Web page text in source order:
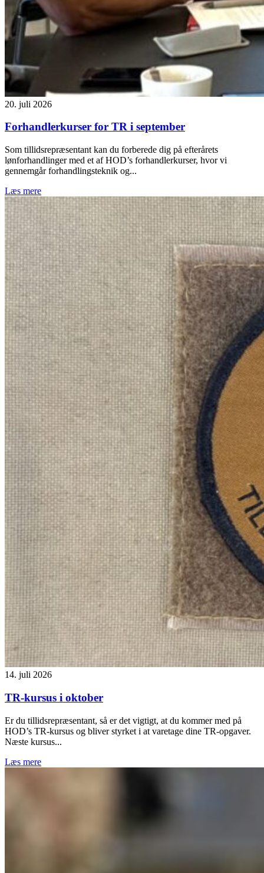
20. juli 2026
Forhandlerkurser for TR i september
Som tillidsrepræsentant kan du forberede dig på efterårets
lønforhandlinger med et af HOD’s forhandlerkurser, hvor vi
gennemgår forhandlingsteknik og...
Læs mere
14. juli 2026
TR-kursus i oktober
Er du tillidsrepræsentant, så er det vigtigt, at du kommer med på
HOD’s TR-kursus og bliver styrket i at varetage dine TR-opgaver.
Næste kursus...
Læs mere